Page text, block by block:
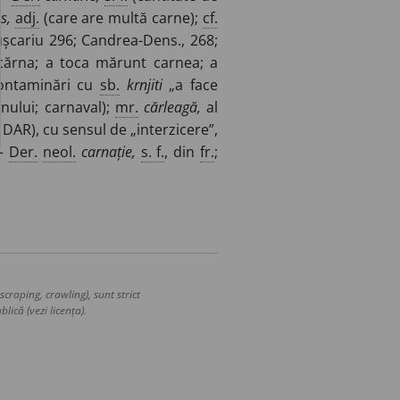
adj. (care are multă carne); cf.
296; Candrea-Dens., 268;
a toca mărunt carnea; a
cu sb. krnjiti„a face
carnaval); mr. cărleagă, al
cu sensul de „interzicere”,
Der. neol. carnație, s. f., dinfr.;
crawling), sunt strict
(vezi licența).